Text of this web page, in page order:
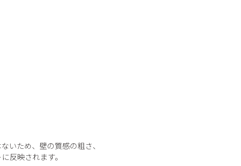
いため、壁の質感の粗さ、
反映されます。